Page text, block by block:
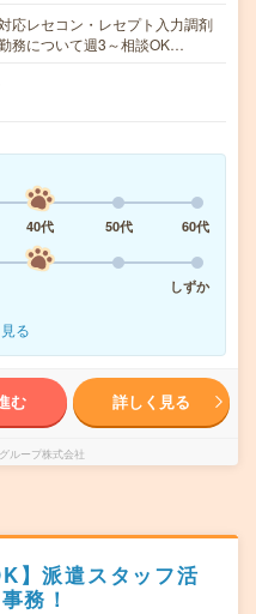
応レセコン・レセプト入力調剤
務について週3～相談OK…
40代 50代
60代
しずか
る
む 詳しく見る
ループ株式会社
】派遣スタッフ活
務！